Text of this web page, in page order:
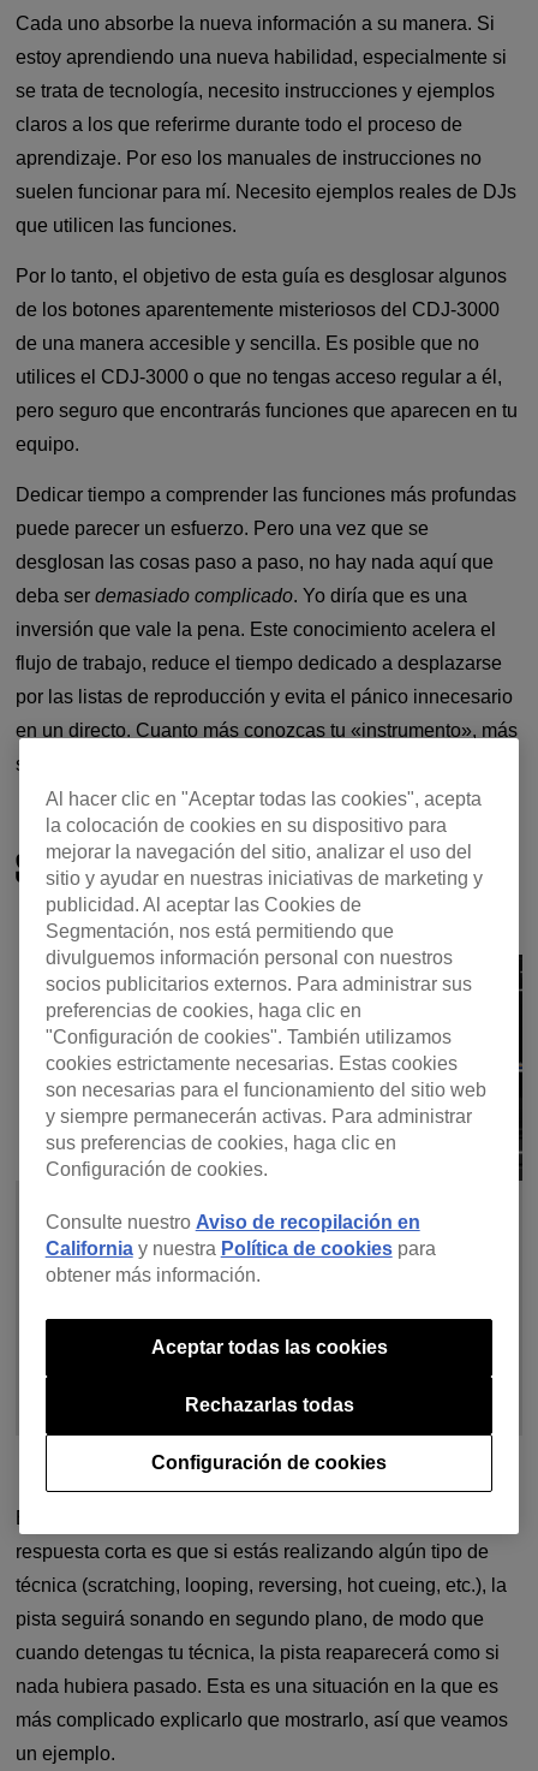
Cada uno absorbe la nueva información a su manera. Si
estoy aprendiendo una nueva habilidad, especialmente si
se trata de tecnología, necesito instrucciones y ejemplos
claros a los que referirme durante todo el proceso de
aprendizaje. Por eso los manuales de instrucciones no
suelen funcionar para mí. Necesito ejemplos reales de DJs
que utilicen las funciones.
Por lo tanto, el objetivo de esta guía es desglosar algunos
de los botones aparentemente misteriosos del CDJ-3000
de una manera accesible y sencilla. Es posible que no
utilices el CDJ-3000 o que no tengas acceso regular a él,
pero seguro que encontrarás funciones que aparecen en tu
equipo.
Dedicar tiempo a comprender las funciones más profundas
puede parecer un esfuerzo. Pero una vez que se
desglosan las cosas paso a paso, no hay nada aquí que
deba serdemasiado complicado. Yo diría que es una
inversión que vale la pena. Este conocimiento acelera el
flujo de trabajo, reduce el tiempo dedicado a desplazarse
por las listas de reproducción y evita el pánico innecesario
en un directo. Cuanto más conozcas tu «instrumento», más
seguro estarás, sea cual sea la situación.
SLIP MODE
respuesta corta es que si estás realizando algún tipo de
técnica (scratching, looping, reversing, hot cueing, etc.), la
pista seguirá sonando en segundo plano, de modo que
cuando detengas tu técnica, la pista reaparecerá como si
nada hubiera pasado. Esta es una situación en la que es
más complicado explicarlo que mostrarlo, así que veamos
un ejemplo.
Al hacer clic en "Aceptar todas las cookies", acepta
la colocación de cookies en su dispositivo para
mejorar la navegación del sitio, analizar el uso del
sitio y ayudar en nuestras iniciativas de marketing y
publicidad. Al aceptar las Cookies de
Segmentación, nos está permitiendo que
divulguemos información personal con nuestros
socios publicitarios externos. Para administrar sus
preferencias de cookies, haga clic en
"Configuración de cookies". También utilizamos
cookies estrictamente necesarias. Estas cookies
son necesarias para el funcionamiento del sitio web
y siempre permanecerán activas. Para administrar
sus preferencias de cookies, haga clic en
Configuración de cookies.
Consulte nuestro Aviso de recopilación en
Californiay nuestra Política de cookiespara
obtener más información.
Configuración de cookies
Rechazarlas todas
Aceptar todas las cookies